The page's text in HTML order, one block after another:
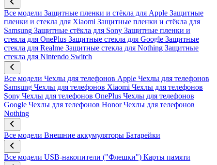
Все модели Защитные пленки и стёкла для Apple Защитные
пленки и стекла для Xiaomi Защитные пленки и стёкла для
Samsung Защитные стёкла для Sony Защитные пленки и
стекла для OnePlus Защитные стекла для Google Защитные
стекла для Realme Защитные стекла для Nothing Защитные
стекла для Nintendo Switch
Все модели Чехлы для телефонов Apple Чехлы для телефонов
Samsung Чехлы для телефонов Xiaomi Чехлы для телефонов
Sony Чехлы для телефонов OnePlus Чехлы для телефонов
Google Чехлы для телефонов Honor Чехлы для телефонов
Nothing
Все модели Внешние аккумуляторы Батарейки
Все модели USB-накопители ("Флешки") Карты памяти